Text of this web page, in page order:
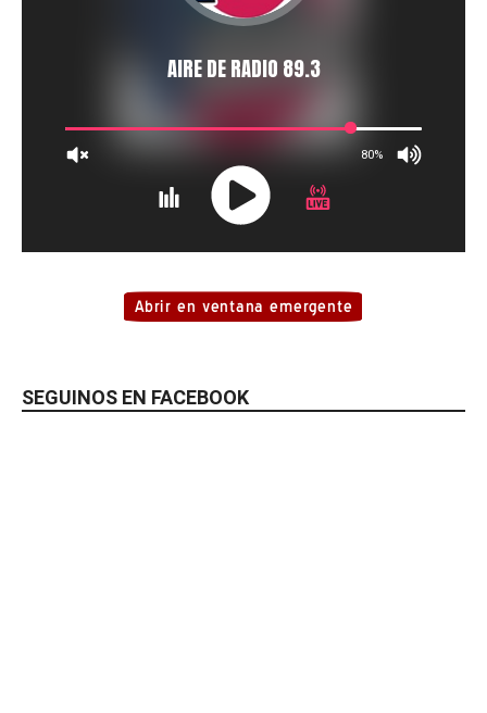
SEGUINOS EN FACEBOOK